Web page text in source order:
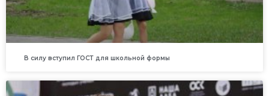
В силу вступил ГОСТ для школьной формы